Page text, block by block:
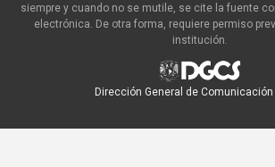
siempre y cuando no se mutile, se cite la fuente
electrónica. De otra forma, requiere permiso
institución.
Dirección General de Comunicación